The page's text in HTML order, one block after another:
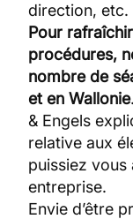
direction, etc.
Pour
procédures,
nombre de
et en Wallonie
& Engels
relative aux
puissiez vous
entreprise.
Envie d’être